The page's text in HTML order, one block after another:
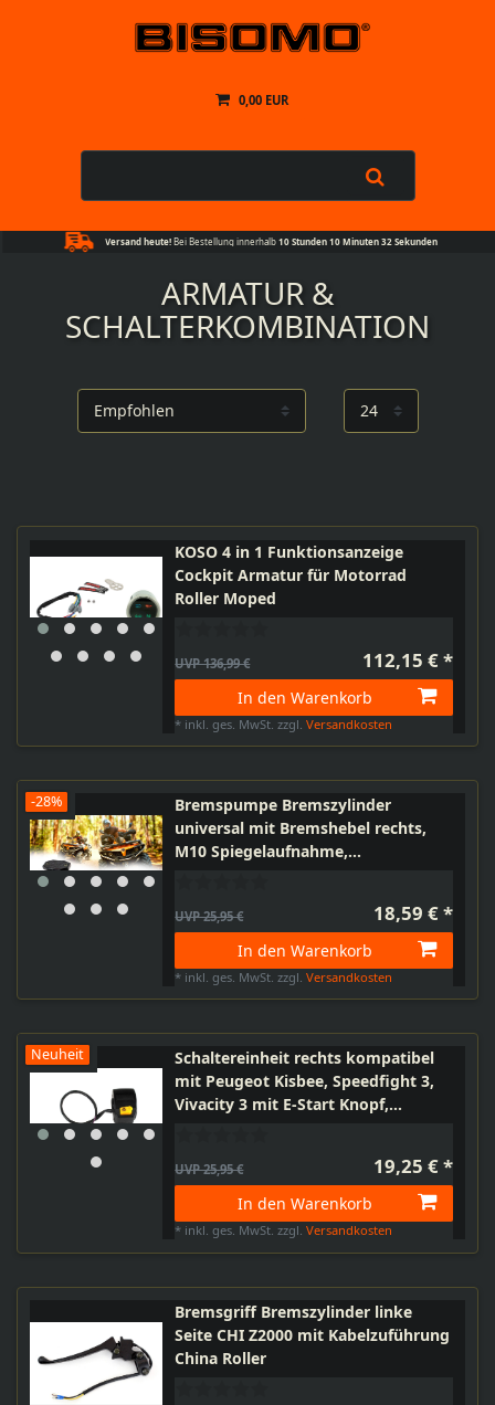
0,00 EUR
Versand heute!Bei Bestellung innerhalb10 Stunden 10 Minuten 31 Sekunden
ARMATUR &
SCHALTERKOMBINATION
KOSO 4 in 1 Funktionsanzeige
Cockpit Armatur für Motorrad
Roller Moped
UVP 136,99 € 112,15 € *
In den Warenkorb
* inkl. ges. MwSt. zzgl.Versandkosten
-28%
Bremspumpe Bremszylinder
universal mit Bremshebel rechts,
M10 Spiegelaufnahme,
UVP 25,95 € 18,59 € *
In den Warenkorb
* inkl. ges. MwSt. zzgl.Versandkosten
Neuheit
Schaltereinheit rechts kompatibel
mit Peugeot Kisbee, Speedfight 3,
Vivacity 3 mit E-Start Knopf,
UVP 25,95 € 19,25 € *
In den Warenkorb
* inkl. ges. MwSt. zzgl.Versandkosten
Bremsgriff Bremszylinder linke
Seite CHI Z2000 mit Kabelzuführung
China Roller